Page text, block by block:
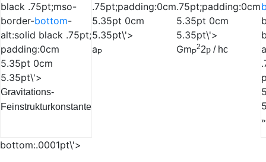
black .75pt;mso-
border-bottom-
alt:solid black .75pt;
padding:0cm
5.35pt 0cm
5.35pt\'>
Gravitations-
Feinstrukturkonstante
.75pt;padding:0cm
5.35pt 0cm
5.35pt\'>
a P
.75pt;padding:0cm
5.35pt 0cm
5.35pt\'>
Gm P
22p / hc
»
bottom:.0001pt\'>